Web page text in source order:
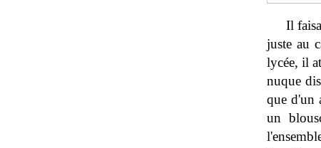
Il
juste au
lycée, il
nuque
que d'un
un